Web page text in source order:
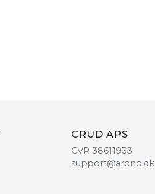
CRUD APS
CVR 38611933
support@arono.dk